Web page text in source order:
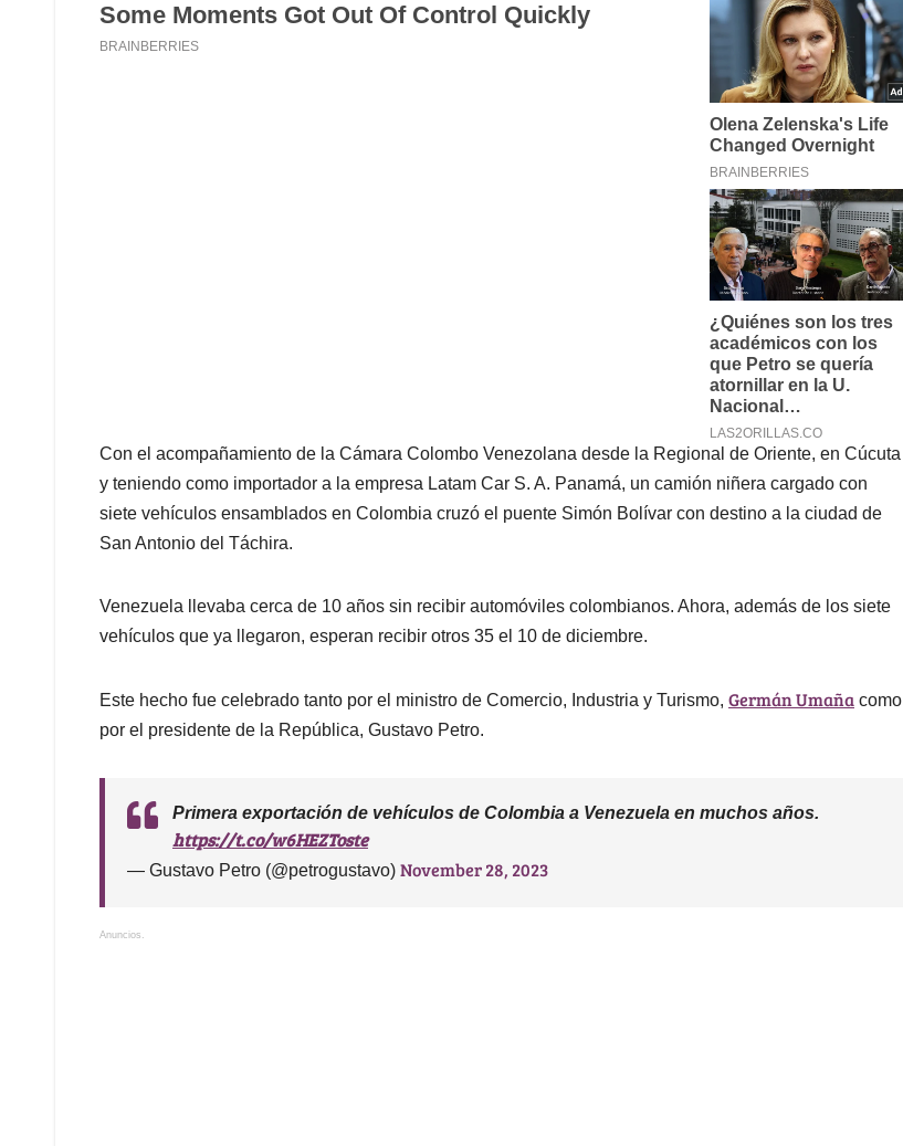
Con el acompañamiento de la Cámara Colombo Venezolana desde la Regional de Oriente, en Cúcuta
y teniendo como importador a la empresa Latam Car S. A. Panamá, un camión niñera cargado con
siete vehículos ensamblados en Colombia cruzó el puente Simón Bolívar con destino a la ciudad de
San Antonio del Táchira.
Venezuela llevaba cerca de 10 años sin recibir automóviles colombianos. Ahora, además de los siete
vehículos que ya llegaron, esperan recibir otros 35 el 10 de diciembre.
Este hecho fue celebrado tanto por el ministro de Comercio, Industria y Turismo, Germán Umaña como
por el presidente de la República, Gustavo Petro.
Primera exportación de vehículos de Colombia a Venezuela en muchos años.
https://t.co/w6HEZToste
— Gustavo Petro (@petrogustavo) November 28, 2023
Anuncios.